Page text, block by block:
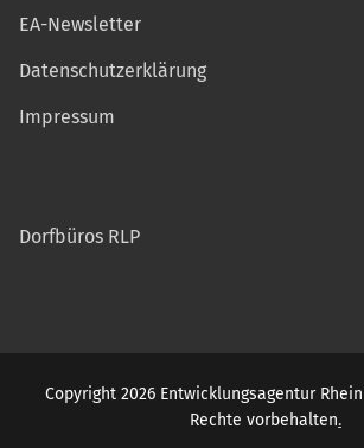
EA-Newsletter
Datenschutzerklärung
Impressum
Dorfbüros RLP
Copyright 2026 Entwicklungsagentur
Rechte vorbehalten.